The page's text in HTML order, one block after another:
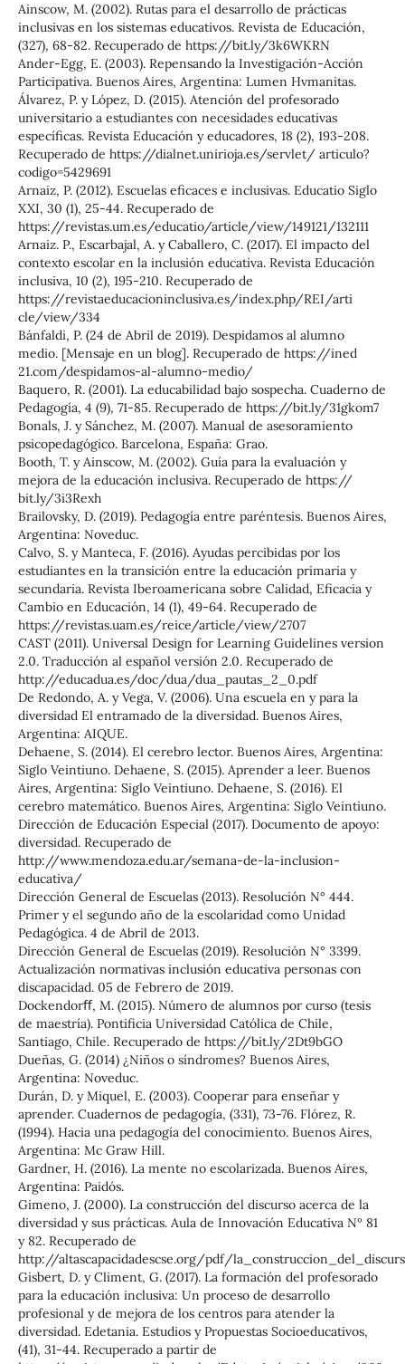
Ainscow, M. (2002). Rutas para el desarrollo de prácticas
inclusivas en los sistemas educativos. Revista de Educación,
(327), 68-82. Recuperado de https://bit.ly/3k6WKRN
Ander-Egg, E. (2003). Repensando la Investigación-Acción
Participativa. Buenos Aires, Argentina: Lumen Hvmanitas.
Álvarez, P. y López, D. (2015). Atención del profesorado
universitario a estudiantes con necesidades educativas
especíﬁcas. Revista Educación y educadores, 18 (2), 193-208.
Recuperado de https://dialnet.unirioja.es/servlet/ articulo?
codigo=5429691
Arnaiz, P. (2012). Escuelas eﬁcaces e inclusivas. Educatio Siglo
XXI, 30 (1), 25-44. Recuperado de
https://revistas.um.es/educatio/article/view/149121/132111
Arnaiz. P., Escarbajal, A. y Caballero, C. (2017). El impacto del
contexto escolar en la inclusión educativa. Revista Educación
inclusiva, 10 (2), 195-210. Recuperado de
https://revistaeducacioninclusiva.es/index.php/REI/arti
cle/view/334
Bánfaldi, P. (24 de Abril de 2019). Despidamos al alumno
medio. [Mensaje en un blog]. Recuperado de https://ined
21.com/despidamos-al-alumno-medio/
Baquero, R. (2001). La educabilidad bajo sospecha. Cuaderno de
Pedagogía, 4 (9), 71-85. Recuperado de https://bit.ly/31gkom7
Bonals, J. y Sánchez, M. (2007). Manual de asesoramiento
psicopedagógico. Barcelona, España: Grao.
Booth, T. y Ainscow, M. (2002). Guía para la evaluación y
mejora de la educación inclusiva. Recuperado de https://
bit.ly/3i3Rexh
Brailovsky, D. (2019). Pedagogía entre paréntesis. Buenos Aires,
Argentina: Noveduc.
Calvo, S. y Manteca, F. (2016). Ayudas percibidas por los
estudiantes en la transición entre la educación primaria y
secundaria. Revista Iberoamericana sobre Calidad, Eﬁcacia y
Cambio en Educación, 14 (1), 49-64. Recuperado de
https://revistas.uam.es/reice/article/view/2707
CAST (2011). Universal Design for Learning Guidelines version
2.0. Traducción al español versión 2.0. Recuperado de
http://educadua.es/doc/dua/dua_pautas_2_0.pdf
De Redondo, A. y Vega, V. (2006). Una escuela en y para la
diversidad El entramado de la diversidad. Buenos Aires,
Argentina: AIQUE.
Dehaene, S. (2014). El cerebro lector. Buenos Aires, Argentina:
Siglo Veintiuno. Dehaene, S. (2015). Aprender a leer. Buenos
Aires, Argentina: Siglo Veintiuno. Dehaene, S. (2016). El
cerebro matemático. Buenos Aires, Argentina: Siglo Veintiuno.
Dirección de Educación Especial (2017). Documento de apoyo:
diversidad. Recuperado de
http://www.mendoza.edu.ar/semana-de-la-inclusion-
educativa/
Dirección General de Escuelas (2013). Resolución N° 444.
Primer y el segundo año de la escolaridad como Unidad
Pedagógica. 4 de Abril de 2013.
Dirección General de Escuelas (2019). Resolución N° 3399.
Actualización normativas inclusión educativa personas con
discapacidad. 05 de Febrero de 2019.
Dockendorﬀ, M. (2015). Número de alumnos por curso (tesis
de maestría). Pontiﬁcia Universidad Católica de Chile,
Santiago, Chile. Recuperado de https://bit.ly/2Dt9bGO
Dueñas, G. (2014) ¿Niños o síndromes? Buenos Aires,
Argentina: Noveduc.
Durán, D. y Miquel, E. (2003). Cooperar para enseñar y
aprender. Cuadernos de pedagogía, (331), 73-76. Flórez, R.
(1994). Hacia una pedagogía del conocimiento. Buenos Aires,
Argentina: Mc Graw Hill.
Gardner, H. (2016). La mente no escolarizada. Buenos Aires,
Argentina: Paidós.
Gimeno, J. (2000). La construcción del discurso acerca de la
diversidad y sus prácticas. Aula de Innovación Educativa Nº 81
y 82. Recuperado de
http://altascapacidadescse.org/pdf/
Gisbert, D. y Climent, G. (2017). La formación del profesorado
para la educación inclusiva: Un proceso de desarrollo
profesional y de mejora de los centros para atender la
diversidad. Edetania. Estudios y Propuestas Socioeducativos,
(41), 31-44. Recuperado a partir de